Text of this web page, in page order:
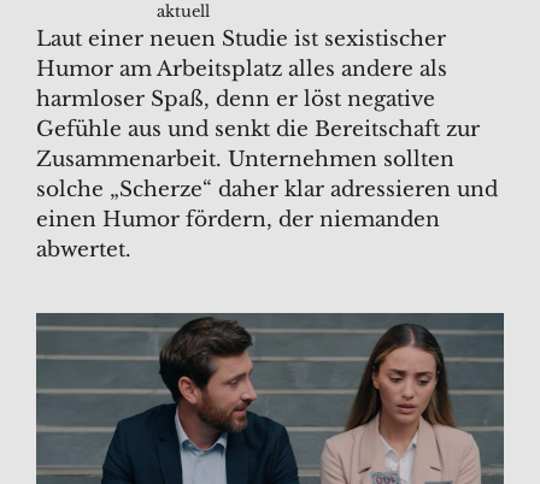
aktuell
Laut einer neuen Studie ist sexistischer
Humor am Arbeitsplatz alles andere als
harmloser Spaß, denn er löst negative
Gefühle aus und senkt die Bereitschaft zur
Zusammenarbeit. Unternehmen sollten
solche „Scherze“ daher klar adressieren und
einen Humor fördern, der niemanden
abwertet.